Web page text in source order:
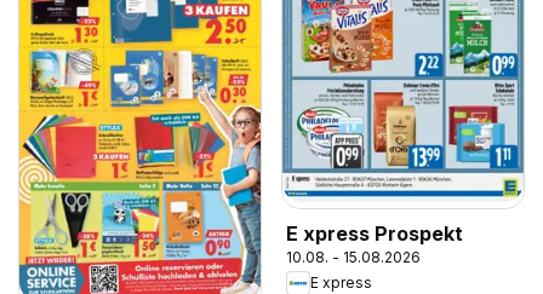
E xpress Prospekt
10.08. - 15.08.2026
E xpress